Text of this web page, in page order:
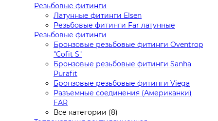
Резьбовые фитинги
Латунные фитинги Elsen
Резьбовые фитинги Far латунные
Резьбовые фитинги
Бронзовые резьбовые фитинги Oventrop
"Cofit S"
Бронзовые резьбовые фитинги Sanha
Purafit
Бронзовые резьбовые фитинги Viega
Разъемные соединения (Американки)
FAR
Все категории (8)